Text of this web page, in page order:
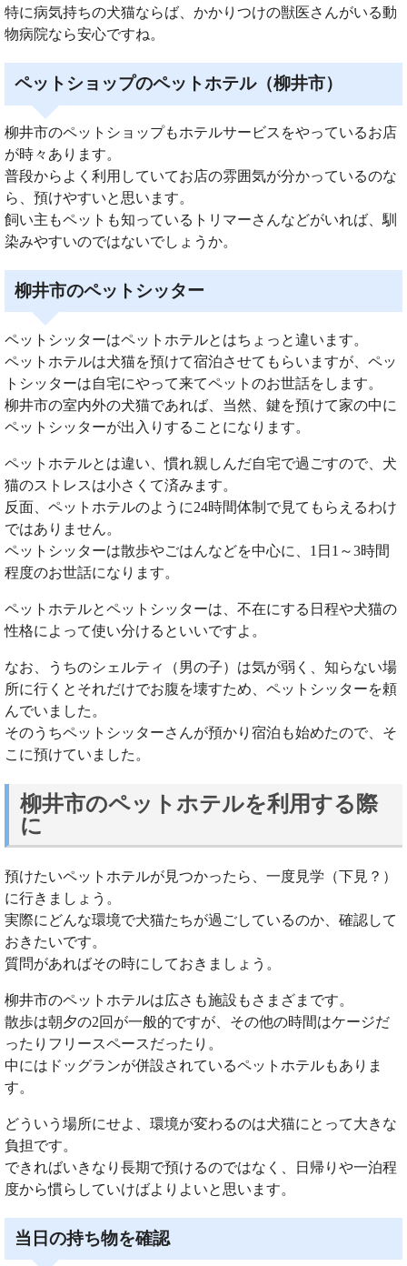
特に病気持ちの犬猫ならば、かかりつけの獣医さんがいる動
物病院なら安心ですね。
ペットショップのペットホテル（柳井市）
柳井市のペットショップもホテルサービスをやっているお店
が時々あります。
普段からよく利用していてお店の雰囲気が分かっているのな
ら、預けやすいと思います。
飼い主もペットも知っているトリマーさんなどがいれば、馴
染みやすいのではないでしょうか。
柳井市のペットシッター
ペットシッターはペットホテルとはちょっと違います。
ペットホテルは犬猫を預けて宿泊させてもらいますが、ペッ
トシッターは自宅にやって来てペットのお世話をします。
柳井市の室内外の犬猫であれば、当然、鍵を預けて家の中に
ペットシッターが出入りすることになります。
ペットホテルとは違い、慣れ親しんだ自宅で過ごすので、犬
猫のストレスは小さくて済みます。
反面、ペットホテルのように24時間体制で見てもらえるわけ
ではありません。
ペットシッターは散歩やごはんなどを中心に、1日1～3時間
程度のお世話になります。
ペットホテルとペットシッターは、不在にする日程や犬猫の
性格によって使い分けるといいですよ。
なお、うちのシェルティ（男の子）は気が弱く、知らない場
所に行くとそれだけでお腹を壊すため、ペットシッターを頼
んでいました。
そのうちペットシッターさんが預かり宿泊も始めたので、そ
こに預けていました。
柳井市のペットホテルを利用する際
に
預けたいペットホテルが見つかったら、一度見学（下見？）
に行きましょう。
実際にどんな環境で犬猫たちが過ごしているのか、確認して
おきたいです。
質問があればその時にしておきましょう。
柳井市のペットホテルは広さも施設もさまざまです。
散歩は朝夕の2回が一般的ですが、その他の時間はケージだ
ったりフリースペースだったり。
中にはドッグランが併設されているペットホテルもありま
す。
どういう場所にせよ、環境が変わるのは犬猫にとって大きな
負担です。
できればいきなり長期で預けるのではなく、日帰りや一泊程
度から慣らしていけばよりよいと思います。
当日の持ち物を確認